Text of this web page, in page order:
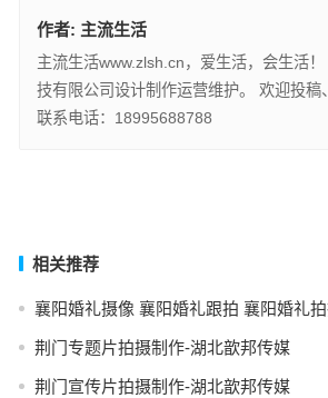
作者: 主流生活
主流生活www.zlsh.cn，爱生活，会生活
技有限公司设计制作运营维护。 欢迎投稿
联系电话：18995688788
相关推荐
襄阳婚礼摄像 襄阳婚礼跟拍 襄阳婚礼
荆门专题片拍摄制作-湖北歆邦传媒
荆门宣传片拍摄制作-湖北歆邦传媒